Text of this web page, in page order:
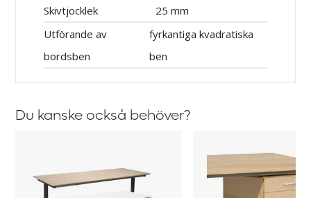
Skivtjocklek
25 mm
Utförande av
bordsben
fyrkantiga kvadratiska
ben
Du kanske också behöver?
Trend
till
Skrivbord